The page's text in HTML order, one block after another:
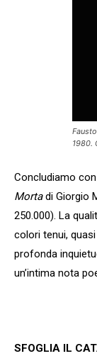
1980.
Concludiamo
Mortadi Giorgio
250.000). La
colori tenui,
profonda
un’intima nota
SFOGLIA IL